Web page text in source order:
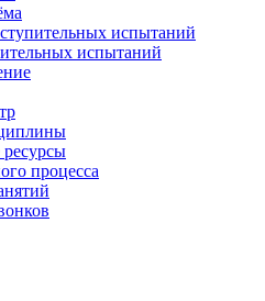
испытаний
испытаний
процесса